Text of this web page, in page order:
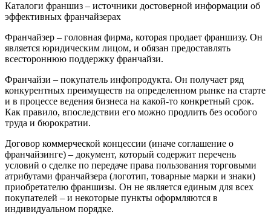
Каталоги франшиз – источники достоверной информации об
эффективных франчайзерах
Франчайзер – головная фирма, которая продает франшизу. Он
является юридическим лицом, и обязан предоставлять
всестороннюю поддержку франчайзи.
Франчайзи – покупатель инфопродукта. Он получает ряд
конкурентных преимуществ на определенном рынке на старте
и в процессе ведения бизнеса на какой-то конкретный срок.
Как правило, впоследствии его можно продлить без особого
труда и бюрократии.
Договор коммерческой концессии (иначе соглашение о
франчайзинге) – документ, который содержит перечень
условий о сделке по передаче права пользования торговыми
атрибутами франчайзера (логотип, товарные марки и знаки)
приобретателю франшизы. Он не является единым для всех
покупателей – и некоторые пункты оформляются в
индивидуальном порядке.